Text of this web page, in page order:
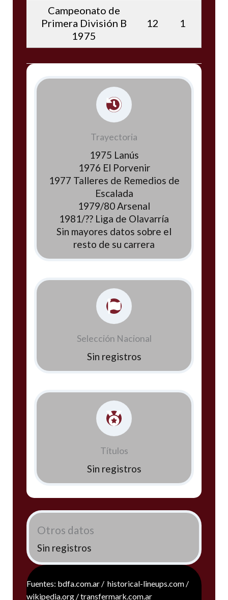
Campeonato de
Primera División B
1975
12 1
Trayectoria
1975 Lanús
1976 El Porvenir
1977 Talleres de Remedios de
Escalada
1979/80 Arsenal
1981/?? Liga de Olavarría
Sin mayores datos sobre el
resto de su carrera
Selección Nacional
Sin registros
Títulos
Sin registros
Otros datos
Sin registros
Fuentes: bdfa.com.ar / historical-lineups.com /
wikipedia.org / transfermark.com.ar